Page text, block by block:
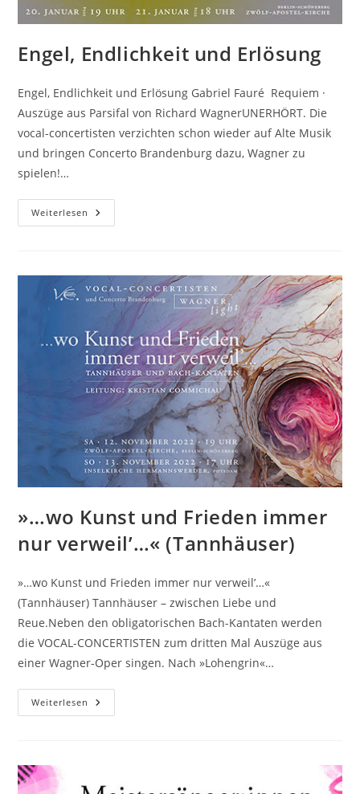
Engel, Endlichkeit und Erlösung
Engel, Endlichkeit und Erlösung Gabriel Fauré Requiem ·
Auszüge aus Parsifal von Richard WagnerUNERHÖRT. Die
vocal-concertisten verzichten schon wieder auf Alte Musik
und bringen Concerto Brandenburg dazu, Wagner zu
spielen!…
Weiterlesen Engel,
Endlichkeit
»…wo Kunst und Frieden immer
nur verweil’…« (Tannhäuser)
»…wo Kunst und Frieden immer nur verweil’…«
(Tannhäuser) Tannhäuser – zwischen Liebe und
Reue.Neben den obligatorischen Bach-Kantaten werden
die VOCAL-CONCERTISTEN zum dritten Mal Auszüge aus
einer Wagner-Oper singen. Nach »Lohengrin«…
Weiterlesen »…
Wo